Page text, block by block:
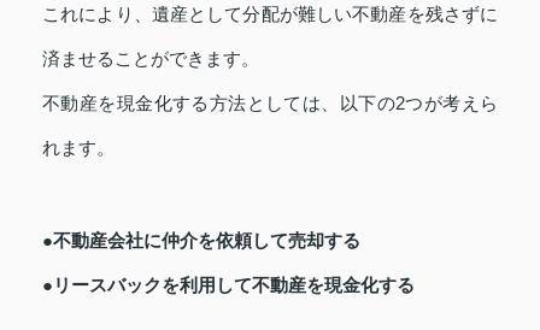
これにより、遺産として分配が難しい不動産を残さずに
済ませることができます。
不動産を現金化する方法としては、以下の2つが考えら
れます。
●不動産会社に仲介を依頼して売却する
●リースバックを利用して不動産を現金化する